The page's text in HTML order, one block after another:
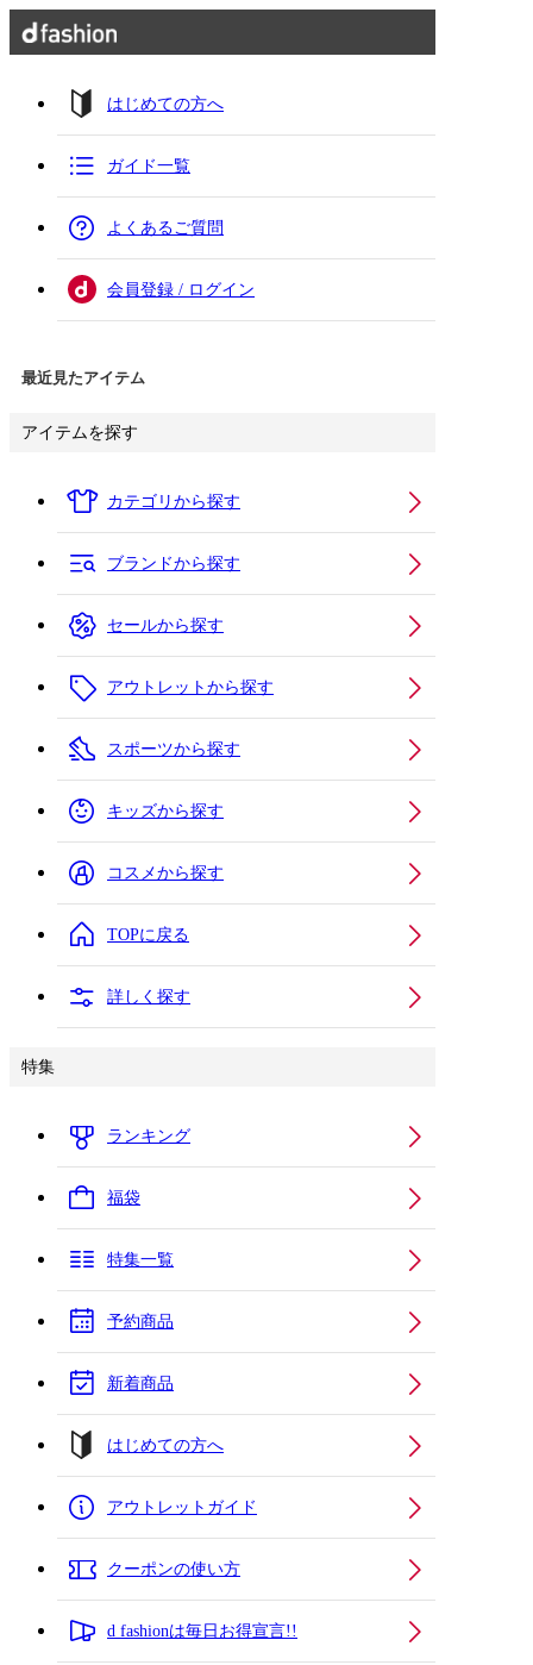
はじめての方へ
ガイド一覧
よくあるご質問
会員登録 / ログイン
最近見たアイテム
アイテムを探す
カテゴリから探す
ブランドから探す
セールから探す
アウトレットから探す
スポーツから探す
キッズから探す
コスメから探す
TOPに戻る
詳しく探す
特集
ランキング
福袋
特集一覧
予約商品
新着商品
はじめての方へ
アウトレットガイド
クーポンの使い方
d fashionは毎日お得宣言!!